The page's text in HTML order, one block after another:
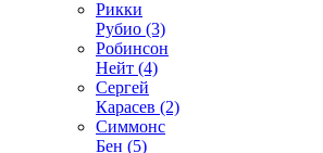
Рикки
Рубио (3)
Робинсон
Нейт (4)
Сергей
Карасев (2)
Симмонс
Бен (5)